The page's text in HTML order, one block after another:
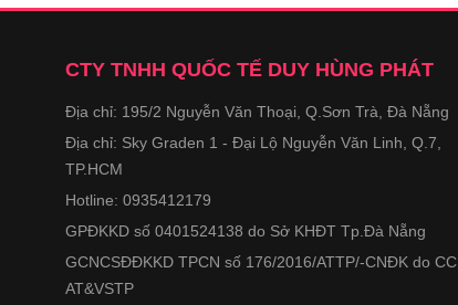
Christian Lenart
Splenda
McCormick
Nature's Garden
Go Go Squeez
CTY TNHH QUỐC TẾ DUY HÙNG PHÁT
Địa chỉ: 195/2 Nguyễn Văn Thoại, Q.Sơn Trà, Đà Nẵng
Địa chỉ: Sky Graden 1 - Đại Lộ Nguyễn Văn Linh, Q.7,
TP.HCM
Hotline: 0935412179
GPĐKKD số 0401524138 do Sở KHĐT Tp.Đà Nẵng
GCNCSĐĐKKD TPCN số 176/2016/ATTP/-CNĐK do CC
AT&VSTP